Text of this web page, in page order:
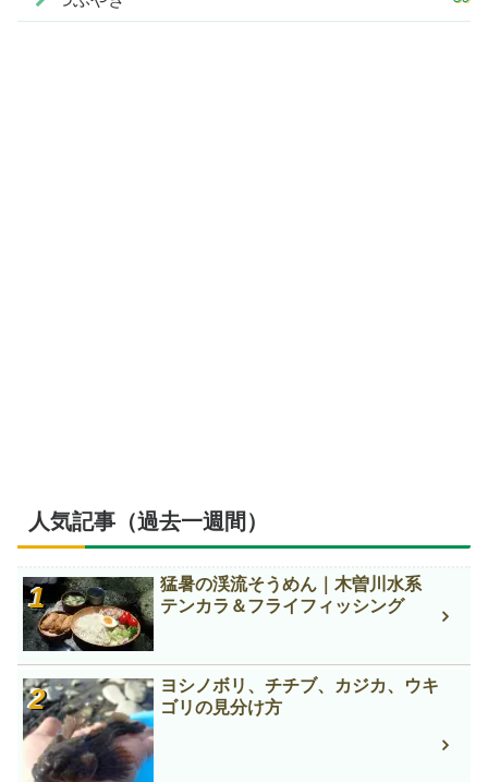
人気記事（過去一週間）
猛暑の渓流そうめん｜木曽川水系
テンカラ＆フライフィッシング
ヨシノボリ、チチブ、カジカ、ウキ
ゴリの見分け方